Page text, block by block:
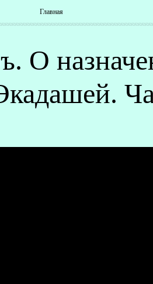
Главная
О